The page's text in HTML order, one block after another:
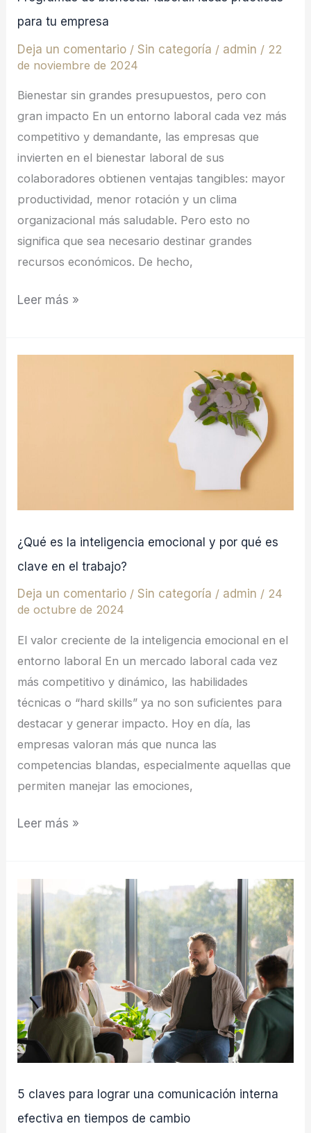
para tu empresa
Deja un comentario / Sin categoría / admin / 22
de noviembre de 2024
Bienestar sin grandes presupuestos, pero con
gran impacto En un entorno laboral cada vez más
competitivo y demandante, las empresas que
invierten en el bienestar laboral de sus
colaboradores obtienen ventajas tangibles: mayor
productividad, menor rotación y un clima
organizacional más saludable. Pero esto no
significa que sea necesario destinar grandes
recursos económicos. De hecho,
Leer más »
¿Qué es la inteligencia emocional y por qué es
clave en el trabajo?
Deja un comentario / Sin categoría / admin / 24
de octubre de 2024
El valor creciente de la inteligencia emocional en el
entorno laboral En un mercado laboral cada vez
más competitivo y dinámico, las habilidades
técnicas o “hard skills” ya no son suficientes para
destacar y generar impacto. Hoy en día, las
empresas valoran más que nunca las
competencias blandas, especialmente aquellas que
permiten manejar las emociones,
es
clave
el
Leer más »
5 claves para lograr una comunicación interna
efectiva en tiempos de cambio
claves
para
lograr
una
comunicación
interna
efectiva
en
cambio